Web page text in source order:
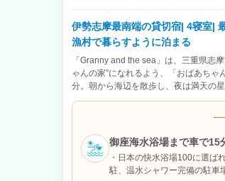
伊勢志摩最南端の貸切宿| 4寝室|
漁村で暮らすように泊まる
「Granny and the sea」は、三重県志
ゃんの家”になれるよう、「おばあち
分。朝から海辺を散歩し、夜は満天の
い雰囲気の中で、ご家族やご友人とく
広がり、観光地とは少し違う「日本の
な魚介類を買い、みんなで料理を楽し
ー旅行や大人のグループ旅行にも最適
ションにもご利用いただけます。 こ
ら運営しています。 手作りの案内看
御座海水浴場まで車で15
ルも。
・日本の快水浴場100に選ば
駐、温水シャワー完備の駐車